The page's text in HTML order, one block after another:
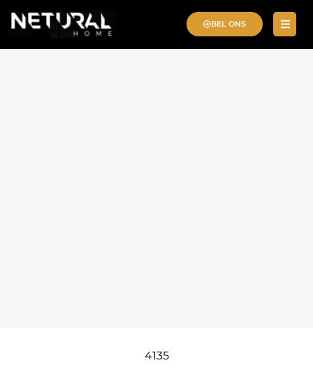
BEL ONS
4135